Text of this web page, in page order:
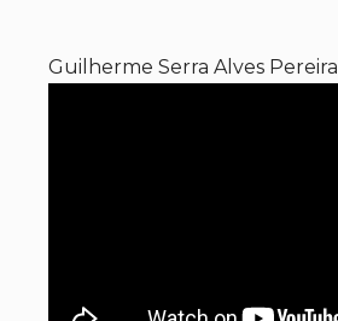
Guilherme Serra Alves Pereira